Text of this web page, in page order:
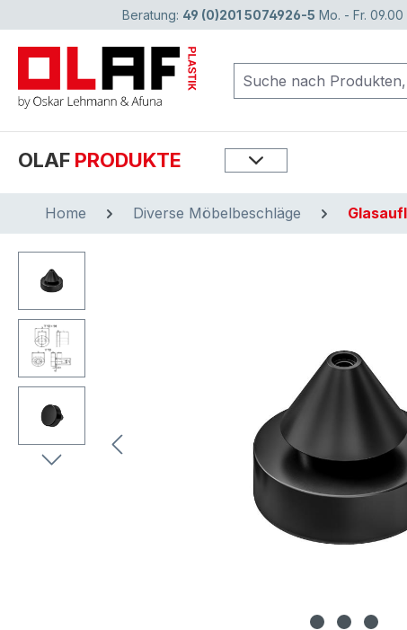
Zur Hauptnavigation springen
Beratung: 49 (0)201 5074926-5 Mo. - Fr. 09.00
OLAF PRODUKTE
Home Diverse Möbelbeschläge